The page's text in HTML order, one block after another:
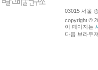
03015 서울
copyright ©
이 페이지는
다음 브라우